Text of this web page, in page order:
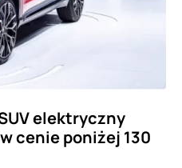
elektryczny
cenie poniżej 130